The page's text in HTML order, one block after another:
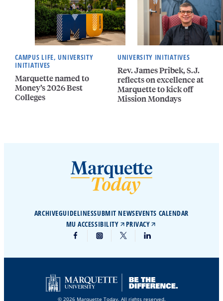
CAMPUS LIFE, UNIVERSITY
INITIATIVES
Marquette named to
Money’s 2026 Best
Colleges
UNIVERSITY INITIATIVES
Rev. James Pribek, S.J.
reflects on excellence at
Marquette to kick off
Mission Mondays
ARCHIVEGUIDELINESSUBMIT NEWSEVENTS CALENDAR
MU ACCESSIBILITY
PRIVACY
© 2026 Marquette Today. All rights reserved.